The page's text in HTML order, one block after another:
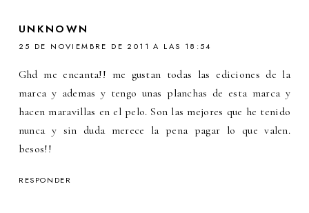
UNKNOWN
25 DE NOVIEMBRE DE 2011 A LAS 18:54
Ghd me encanta!! me gustan todas las ediciones de la
marca y ademas y tengo unas planchas de esta marca y
hacen maravillas en el pelo. Son las mejores que he tenido
nunca y sin duda merece la pena pagar lo que valen.
besos!!
RESPONDER